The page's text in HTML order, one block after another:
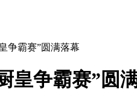
争霸赛”圆满落幕
皇争霸赛”圆